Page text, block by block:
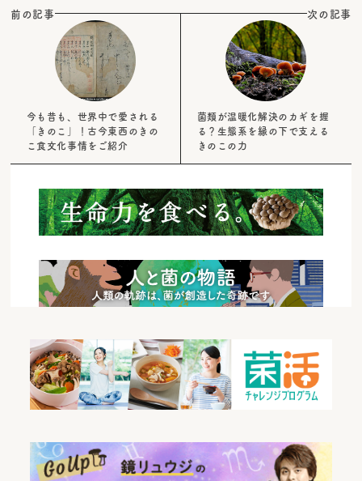
前の記事
今も昔も、世界中で愛される
「きのこ」！古今東西のきの
こ食文化事情をご紹介
次の記事
菌類が温暖化解決のカギを握
る？生態系を縁の下で支える
きのこの力